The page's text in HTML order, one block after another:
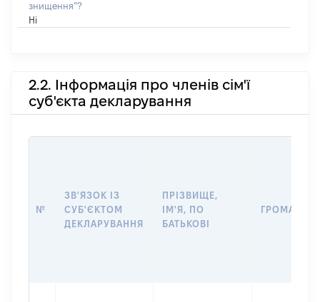
знищення”?
Ні
2.2. Інформація про членів сім'ї
суб'єкта декларування
№
ЗВ'ЯЗОК ІЗ
СУБ'ЄКТОМ
ДЕКЛАРУВАННЯ
ПРІЗВИЩЕ,
ІМ'Я, ПО
БАТЬКОВІ